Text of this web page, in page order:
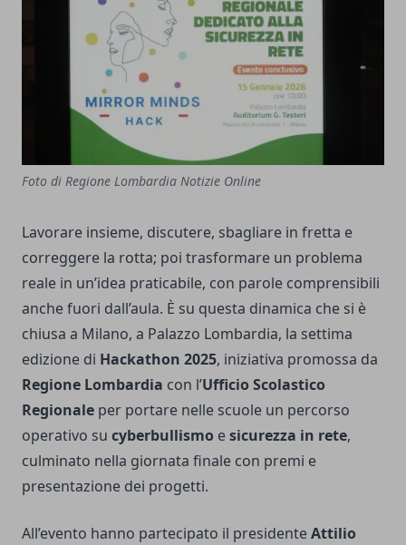
Foto di Regione Lombardia Notizie Online
Lavorare insieme, discutere, sbagliare in fretta e
correggere la rotta; poi trasformare un problema
reale in un’idea praticabile, con parole comprensibili
anche fuori dall’aula. È su questa dinamica che si è
chiusa a Milano, a Palazzo Lombardia, la settima
edizione di Hackathon 2025, iniziativa promossa da
Regione Lombardia con l’Ufficio Scolastico
Regionale per portare nelle scuole un percorso
operativo su cyberbullismo esicurezza in rete,
culminato nella giornata finale con premi e
presentazione dei progetti.
All’evento hanno partecipato il presidenteAttilio